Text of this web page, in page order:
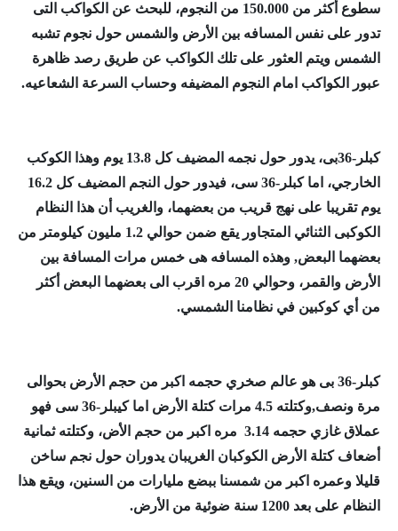
سطوع أكثر من 150.000 من النجوم، للبحث عن الكواكب التى
تدور على نفس المسافه بين الأرض والشمس حول نجوم تشبه
الشمس ويتم العثور على تلك الكواكب عن طريق رصد ظاهرة
عبور الكواكب امام النجوم المضيفه وحساب السرعة الشعاعيه.
كبلر-36بى، يدور حول نجمه المضيف كل 13.8 يوم وهذا الكوكب
الخارجي، اما كبلر-36 سى، فيدور حول النجم المضيف كل 16.2
يوم تقريبا على نهج قريب من بعضهما، والغريب أن هذا النظام
الكوكبى الثنائي المتجاور يقع ضمن حوالي 1.2 مليون كيلومتر من
بعضهما البعض, وهذه المسافه هى خمس مرات المسافة بين
الأرض والقمر، وحوالي 20 مره اقرب الى بعضهما البعض أكثر
من أي كوكبين في نظامنا الشمسي.
كبلر-36 بى هو عالم صخري حجمه اكبر من حجم الأرض بحوالى
مرة ونصف,وكتلته 4.5 مرات كتلة الأرض اما كيبلر-36 سى فهو
عملاق غازي حجمه 3.14 مره اكبر من حجم الأض، وكتلته ثمانية
أضعاف كتلة الأرض الكوكبان الغريبان يدوران حول نجم ساخن
قليلا وعمره اكبر من شمسنا ببضع مليارات من السنين، ويقع هذا
النظام على بعد 1200 سنة ضوئية من الأرض.